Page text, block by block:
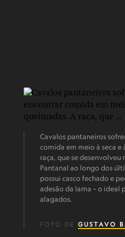
Cavalos pantaneiros
comida em meio à seca e
raça, que se desenvolveu
Pantanal ao longo dos
possui casco fechado e
adesão da lama – o ideal
alagados.
FOTO DE GUSTAVO